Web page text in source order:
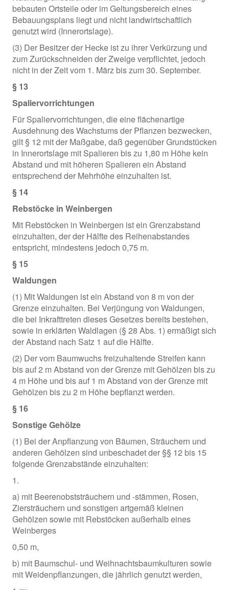
bebauten Ortsteile oder im Geltungsbereich eines
Bebauungsplans liegt und nicht landwirtschaftlich
genutzt wird (Innerortslage).
(3) Der Besitzer der Hecke ist zu ihrer Verkürzung und
zum Zurückschneiden der Zweige verpflichtet, jedoch
nicht in der Zeit vom 1. März bis zum 30. September.
§ 13
Spaliervorrichtungen
Für Spaliervorrichtungen, die eine flächenartige
Ausdehnung des Wachstums der Pflanzen bezwecken,
gilt § 12 mit der Maßgabe, daß gegenüber Grundstücken
in Innerortslage mit Spalieren bis zu 1,80 m Höhe kein
Abstand und mit höheren Spalieren ein Abstand
entsprechend der Mehrhöhe einzuhalten ist.
§ 14
Rebstöcke in Weinbergen
Mit Rebstöcken in Weinbergen ist ein Grenzabstand
einzuhalten, der der Hälfte des Reihenabstandes
entspricht, mindestens jedoch 0,75 m.
§ 15
Waldungen
(1) Mit Waldungen ist ein Abstand von 8 m von der
Grenze einzuhalten. Bei Verjüngung von Waldungen,
die bei Inkrafttreten dieses Gesetzes bereits bestehen,
sowie in erklärten Waldlagen (§ 28 Abs. 1) ermäßigt sich
der Abstand nach Satz 1 auf die Hälfte.
(2) Der vom Baumwuchs freizuhaltende Streifen kann
bis auf 2 m Abstand von der Grenze mit Gehölzen bis zu
4 m Höhe und bis auf 1 m Abstand von der Grenze mit
Gehölzen bis zu 2 m Höhe bepflanzt werden.
§ 16
Sonstige Gehölze
(1) Bei der Anpflanzung von Bäumen, Sträuchern und
anderen Gehölzen sind unbeschadet der §§ 12 bis 15
folgende Grenzabstände einzuhalten:
1.
a) mit Beerenobststräuchern und -stämmen, Rosen,
Ziersträuchern und sonstigen artgemäß kleinen
Gehölzen sowie mit Rebstöcken außerhalb eines
Weinberges
0,50 m,
b) mit Baumschul- und Weihnachtsbaumkulturen sowie
mit Weidenpflanzungen, die jährlich genutzt werden,